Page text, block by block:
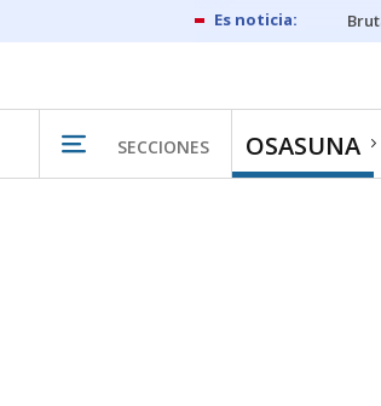
SECCIONES OSASUNA